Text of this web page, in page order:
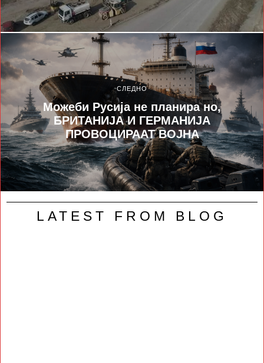
СЛЕДНО
Можеби Русија не планира но,
БРИТАНИЈА И ГЕРМАНИЈА
ПРОВОЦИРААТ ВОЈНА
LATEST FROM BLOG